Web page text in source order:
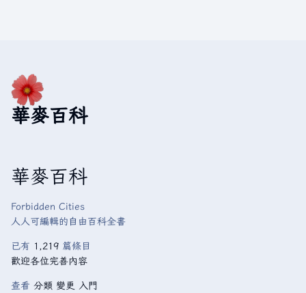
華麥百科
華麥百科
Forbidden Cities
人人可編輯的自由百科全書
已有 1,219 篇條目
歡迎各位完善內容
查看 分類 變更 入門